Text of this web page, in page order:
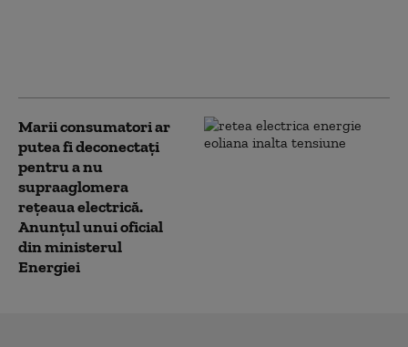
Marii consumatori ar
putea fi deconectați
pentru a nu
supraaglomera
rețeaua electrică.
Anunțul unui oficial
din ministerul
Energiei